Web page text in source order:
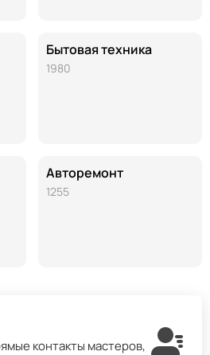
Бытовая техника
1980
Авторемонт
1255
контакты мастеров,